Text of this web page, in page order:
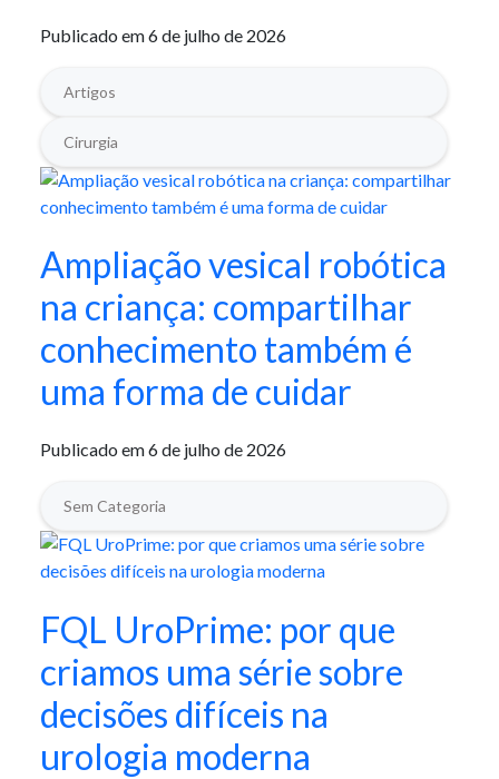
Publicado em 6 de julho de 2026
Artigos
Cirurgia
Ampliação vesical robótica
na criança: compartilhar
conhecimento também é
uma forma de cuidar
Publicado em 6 de julho de 2026
Sem Categoria
FQL UroPrime: por que
criamos uma série sobre
decisões difíceis na
urologia moderna